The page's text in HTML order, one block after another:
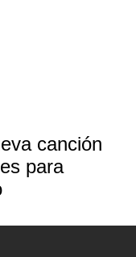
canción
para